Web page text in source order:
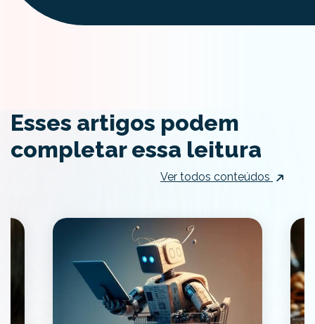
Esses artigos podem
completar essa leitura
Ver todos conteúdos